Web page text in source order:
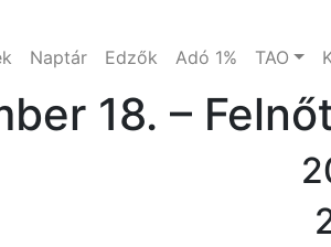
Naptár Edzők Adó 1% TAO
18. –